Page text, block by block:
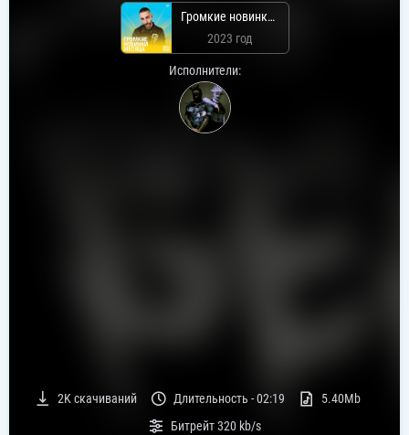
Громкие новинки: Май 2023
2023 год
Исполнители:
2Kскачиваний Длительность -02:19
5.40Mb
Битрейт320 kb/s